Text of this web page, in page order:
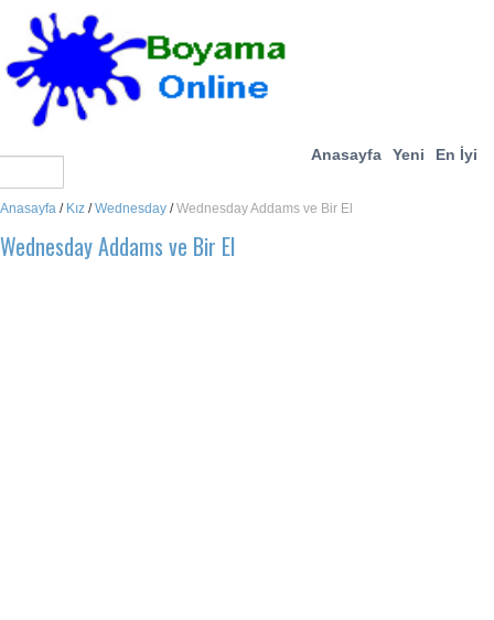
Anasayfa Yeni En İyi
Anasayfa / Kız /Wednesday /Wednesday Addams ve Bir El
Wednesday Addams ve Bir El